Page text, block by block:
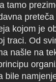
tamo
kojom je
traci. Od
našle na
bile